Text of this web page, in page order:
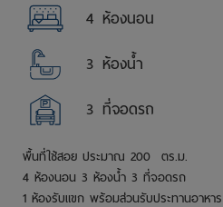
4 ห้องนอน
3 ห้องน้ำ
3 ที่จอดรถ
พื้นที่ใช้สอย ประมาณ 200 ตร.ม.
4 ห้องนอน 3 ห้องน้ำ 3 ที่จอดรถ
1 ห้องรับแขก พร้อมส่วนรับประทานอาหาร